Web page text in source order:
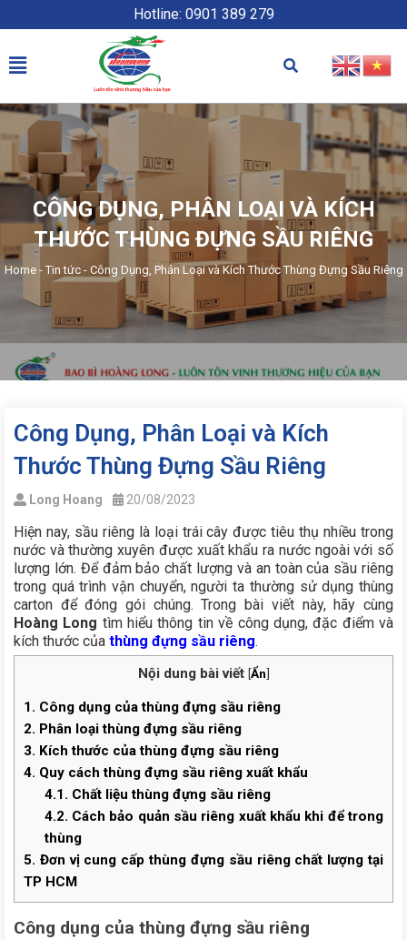
Hotline: 0901 389 279
CÔNG DỤNG, PHÂN LOẠI VÀ KÍCH
THƯỚC THÙNG ĐỰNG SẦU RIÊNG
Home-Tin tức- Công Dụng, Phân Loại và Kích Thước Thùng Đựng Sầu Riêng
Công Dụng, Phân Loại và Kích
Thước Thùng Đựng Sầu Riêng
Long Hoang 20/08/2023
Hiện nay, sầu riêng là loại trái cây được tiêu thụ nhiều trong
nước và thường xuyên được xuất khẩu ra nước ngoài với số
lượng lớn. Để đảm bảo chất lượng và an toàn của sầu riêng
trong quá trình vận chuyển, người ta thường sử dụng thùng
carton để đóng gói chúng. Trong bài viết này, hãy cùng
Hoàng Long tìm hiểu thông tin về công dụng, đặc điểm và
kích thước của thùng đựng sầu riêng.
Nội dung bài viết [Ẩn]
1. Công dụng của thùng đựng sầu riêng
2. Phân loại thùng đựng sầu riêng
3. Kích thước của thùng đựng sầu riêng
4. Quy cách thùng đựng sầu riêng xuất khẩu
4.1. Chất liệu thùng đựng sầu riêng
4.2. Cách bảo quản sầu riêng xuất khẩu khi để trong
thùng
5. Đơn vị cung cấp thùng đựng sầu riêng chất lượng tại
TP HCM
Công dụng của thùng đựng sầu riêng